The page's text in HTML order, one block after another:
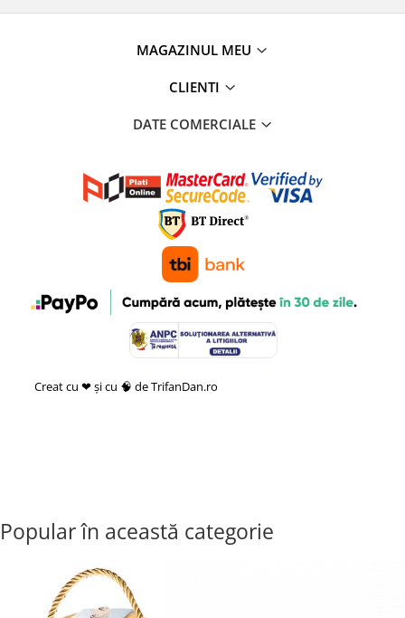
MAGAZINUL MEU
CLIENTI
DATE COMERCIALE
Creat cu ❤ și cu 🧠 de TrifanDan.ro
Popular în această categorie